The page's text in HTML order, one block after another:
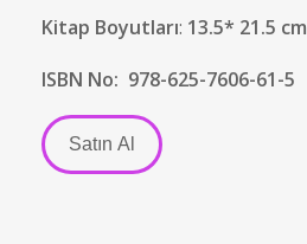
Kitap Boyutları: 13.5* 21.5 cm
ISBN No: 978-625-7606-61-5
Satın Al